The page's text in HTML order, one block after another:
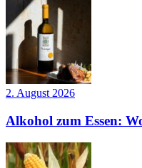
2. August 2026
Alkohol zum Essen: